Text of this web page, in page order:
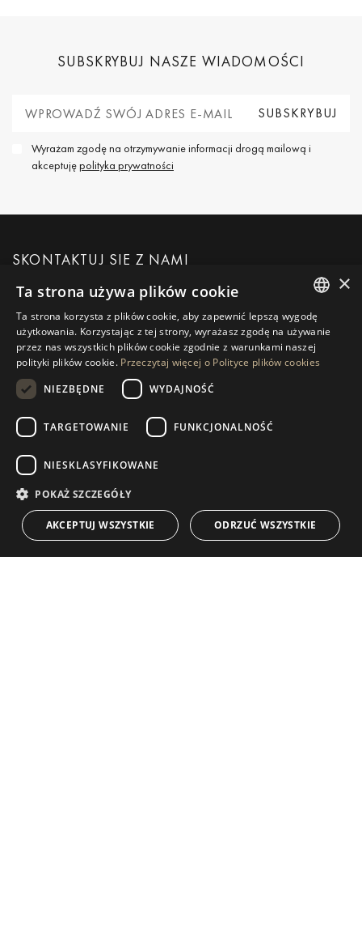
SUBSKRYBUJ NASZE WIADOMOŚCI
Wyrażam zgodę na otrzymywanie informacji drogą mailową i
akceptujępolityka prywatności
SKONTAKTUJ SIĘ Z NAMI
POPROŚ O WIĘCEJ INFORMACJI
WIADOMOŚĆ DO NAS
NAWIGACJA
Nieruchomości
Przewodniki
Zespół
Blog
KOLEKCJA
Frontline Beach
KONTAKT
ENGLISH
SPANISH
NORWEGIAN
×
Ta strona używa plików cookie
Ta strona korzysta z plików cookie, aby zapewnić lepszą wygodę
użytkowania. Korzystając z tej strony, wyrażasz zgodę na używanie
przez nas wszystkich plików cookie zgodnie z warunkami naszej
polityki plików cookie. Przeczytaj więcej o Polityce plików cookies
NIEZBĘDNE
WYDAJNOŚĆ
TARGETOWANIE FUNKCJONALNOŚĆ
NIESKLASYFIKOWANE
POKAŻ SZCZEGÓŁY
AKCEPTUJ WSZYSTKIE ODRZUĆ WSZYSTKIE